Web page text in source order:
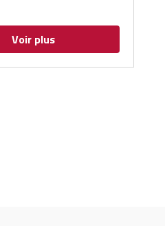
Voir plus